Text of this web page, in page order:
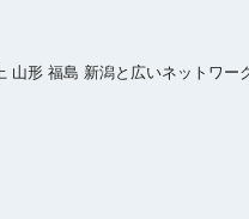
山形 福島 新潟と広いネットワ